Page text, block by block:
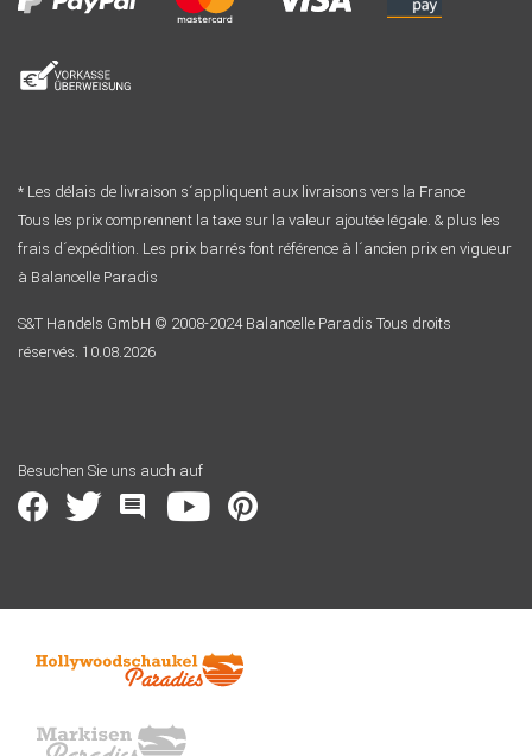
* Les délais de livraison s´appliquent aux livraisons vers la France
Tous les prix comprennent la taxe sur la valeur ajoutée légale. & plus les
frais d´expédition. Les prix barrés font référence à l´ancien prix en vigueur
à Balancelle Paradis
S&T Handels GmbH © 2008-2024 Balancelle Paradis Tous droits
réservés. 10.08.2026
Besuchen Sie uns auch auf